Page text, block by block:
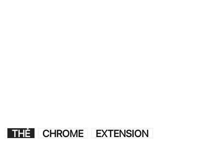
THẺ CHROME EXTENSION